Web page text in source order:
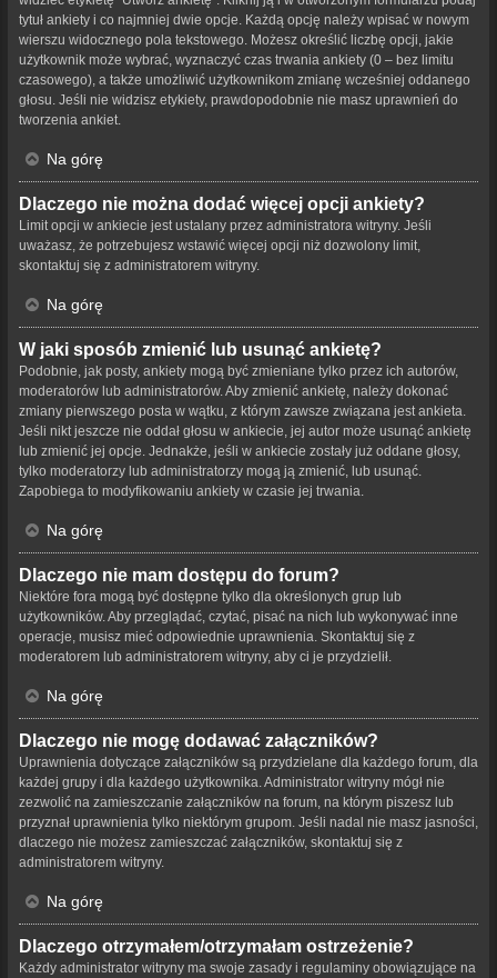
tytuł ankiety i co najmniej dwie opcje. Każdą opcję należy wpisać w nowym
wierszu widocznego pola tekstowego. Możesz określić liczbę opcji, jakie
użytkownik może wybrać, wyznaczyć czas trwania ankiety (0 – bez limitu
czasowego), a także umożliwić użytkownikom zmianę wcześniej oddanego
głosu. Jeśli nie widzisz etykiety, prawdopodobnie nie masz uprawnień do
tworzenia ankiet.
Na górę
Dlaczego nie można dodać więcej opcji ankiety?
Limit opcji w ankiecie jest ustalany przez administratora witryny. Jeśli
uważasz, że potrzebujesz wstawić więcej opcji niż dozwolony limit,
skontaktuj się z administratorem witryny.
Na górę
W jaki sposób zmienić lub usunąć ankietę?
Podobnie, jak posty, ankiety mogą być zmieniane tylko przez ich autorów,
moderatorów lub administratorów. Aby zmienić ankietę, należy dokonać
zmiany pierwszego posta w wątku, z którym zawsze związana jest ankieta.
Jeśli nikt jeszcze nie oddał głosu w ankiecie, jej autor może usunąć ankietę
lub zmienić jej opcje. Jednakże, jeśli w ankiecie zostały już oddane głosy,
tylko moderatorzy lub administratorzy mogą ją zmienić, lub usunąć.
Zapobiega to modyfikowaniu ankiety w czasie jej trwania.
Na górę
Dlaczego nie mam dostępu do forum?
Niektóre fora mogą być dostępne tylko dla określonych grup lub
użytkowników. Aby przeglądać, czytać, pisać na nich lub wykonywać inne
operacje, musisz mieć odpowiednie uprawnienia. Skontaktuj się z
moderatorem lub administratorem witryny, aby ci je przydzielił.
Na górę
Dlaczego nie mogę dodawać załączników?
Uprawnienia dotyczące załączników są przydzielane dla każdego forum, dla
każdej grupy i dla każdego użytkownika. Administrator witryny mógł nie
zezwolić na zamieszczanie załączników na forum, na którym piszesz lub
przyznał uprawnienia tylko niektórym grupom. Jeśli nadal nie masz jasności,
dlaczego nie możesz zamieszczać załączników, skontaktuj się z
administratorem witryny.
Na górę
Dlaczego otrzymałem/otrzymałam ostrzeżenie?
Każdy administrator witryny ma swoje zasady i regulaminy obowiązujące na